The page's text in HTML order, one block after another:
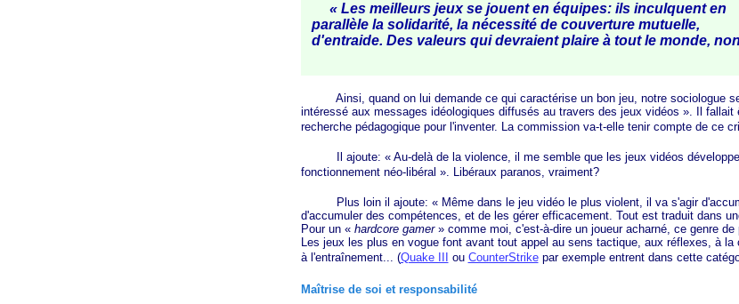
« Les meilleurs jeux se jouent en équipes: ils inculquent en
parallèle la solidarité, la nécessité de couverture mutuelle,
d'entraide. Des valeurs qui devraient plaire à tout le monde,
Ainsi, quand on lui demande ce qui caractérise un bon jeu, notre sociologue
intéressé aux messages idéologiques diffusés au travers des jeux vidéos ». Il fallait
recherche pédagogique pour l'inventer. La commission va-t-elle tenir compte de ce
Il ajoute: « Au-delà de la violence, il me semble que les jeux vidéos
fonctionnement néo-libéral ». Libéraux paranos, vraiment?
Plus loin il ajoute: « Mêmedans le jeu vidéo le plus violent, il va s'agir
d'accumuler des compétences, et de les gérer efficacement. Tout est traduit dans
Pour un « hardcore gamer»comme moi, c'est-à-dire un joueur acharné, ce genre de
Les jeux les plus en vogue font avant tout appel au sens tactique, aux réflexes, à la
à l'entraînement... (Quake III ou CounterStrikepar exemple entrent dans cette
Maîtrise de soi et responsabilité